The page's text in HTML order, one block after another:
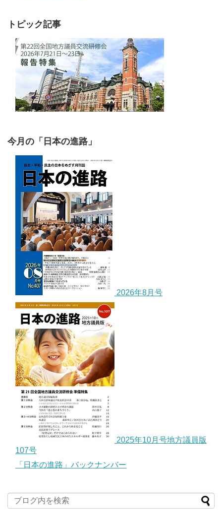
トピック記事
今月の「日本の進路」
2026年8月号
2025年10月号地方議員版
107号
「日本の進路」バックナンバー